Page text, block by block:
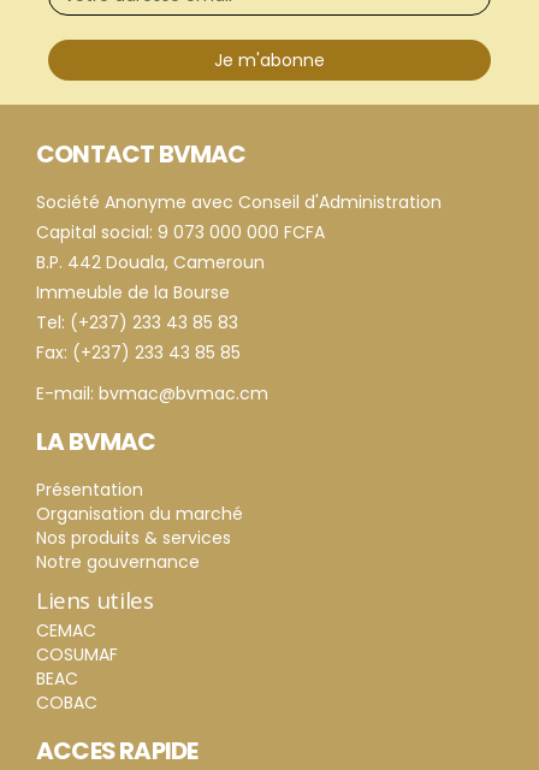
Je m'abonne
CONTACT BVMAC
Société Anonyme avec Conseil d'Administration
Capital social: 9 073 000 000 FCFA
B.P. 442 Douala, Cameroun
Immeuble de la Bourse
Tel: (+237) 233 43 85 83
Fax: (+237) 233 43 85 85
E-mail: bvmac@bvmac.cm
LA BVMAC
Présentation
Organisation du marché
Nos produits & services
Notre gouvernance
Liens utiles
CEMAC
COSUMAF
BEAC
COBAC
ACCES RAPIDE